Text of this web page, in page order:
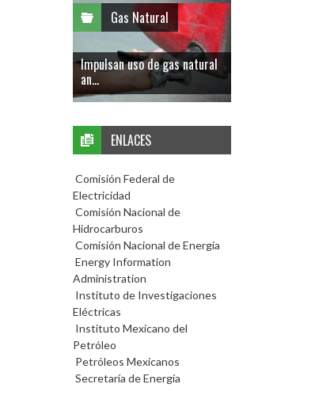
Gas Natural
Impulsan uso de gas natural
an...
ENLACES
Comisión Federal de
Electricidad
Comisión Nacional de
Hidrocarburos
Comisión Nacional de Energía
Energy Information
Administration
Instituto de Investigaciones
Eléctricas
Instituto Mexicano del
Petróleo
Petróleos Mexicanos
Secretaría de Energía